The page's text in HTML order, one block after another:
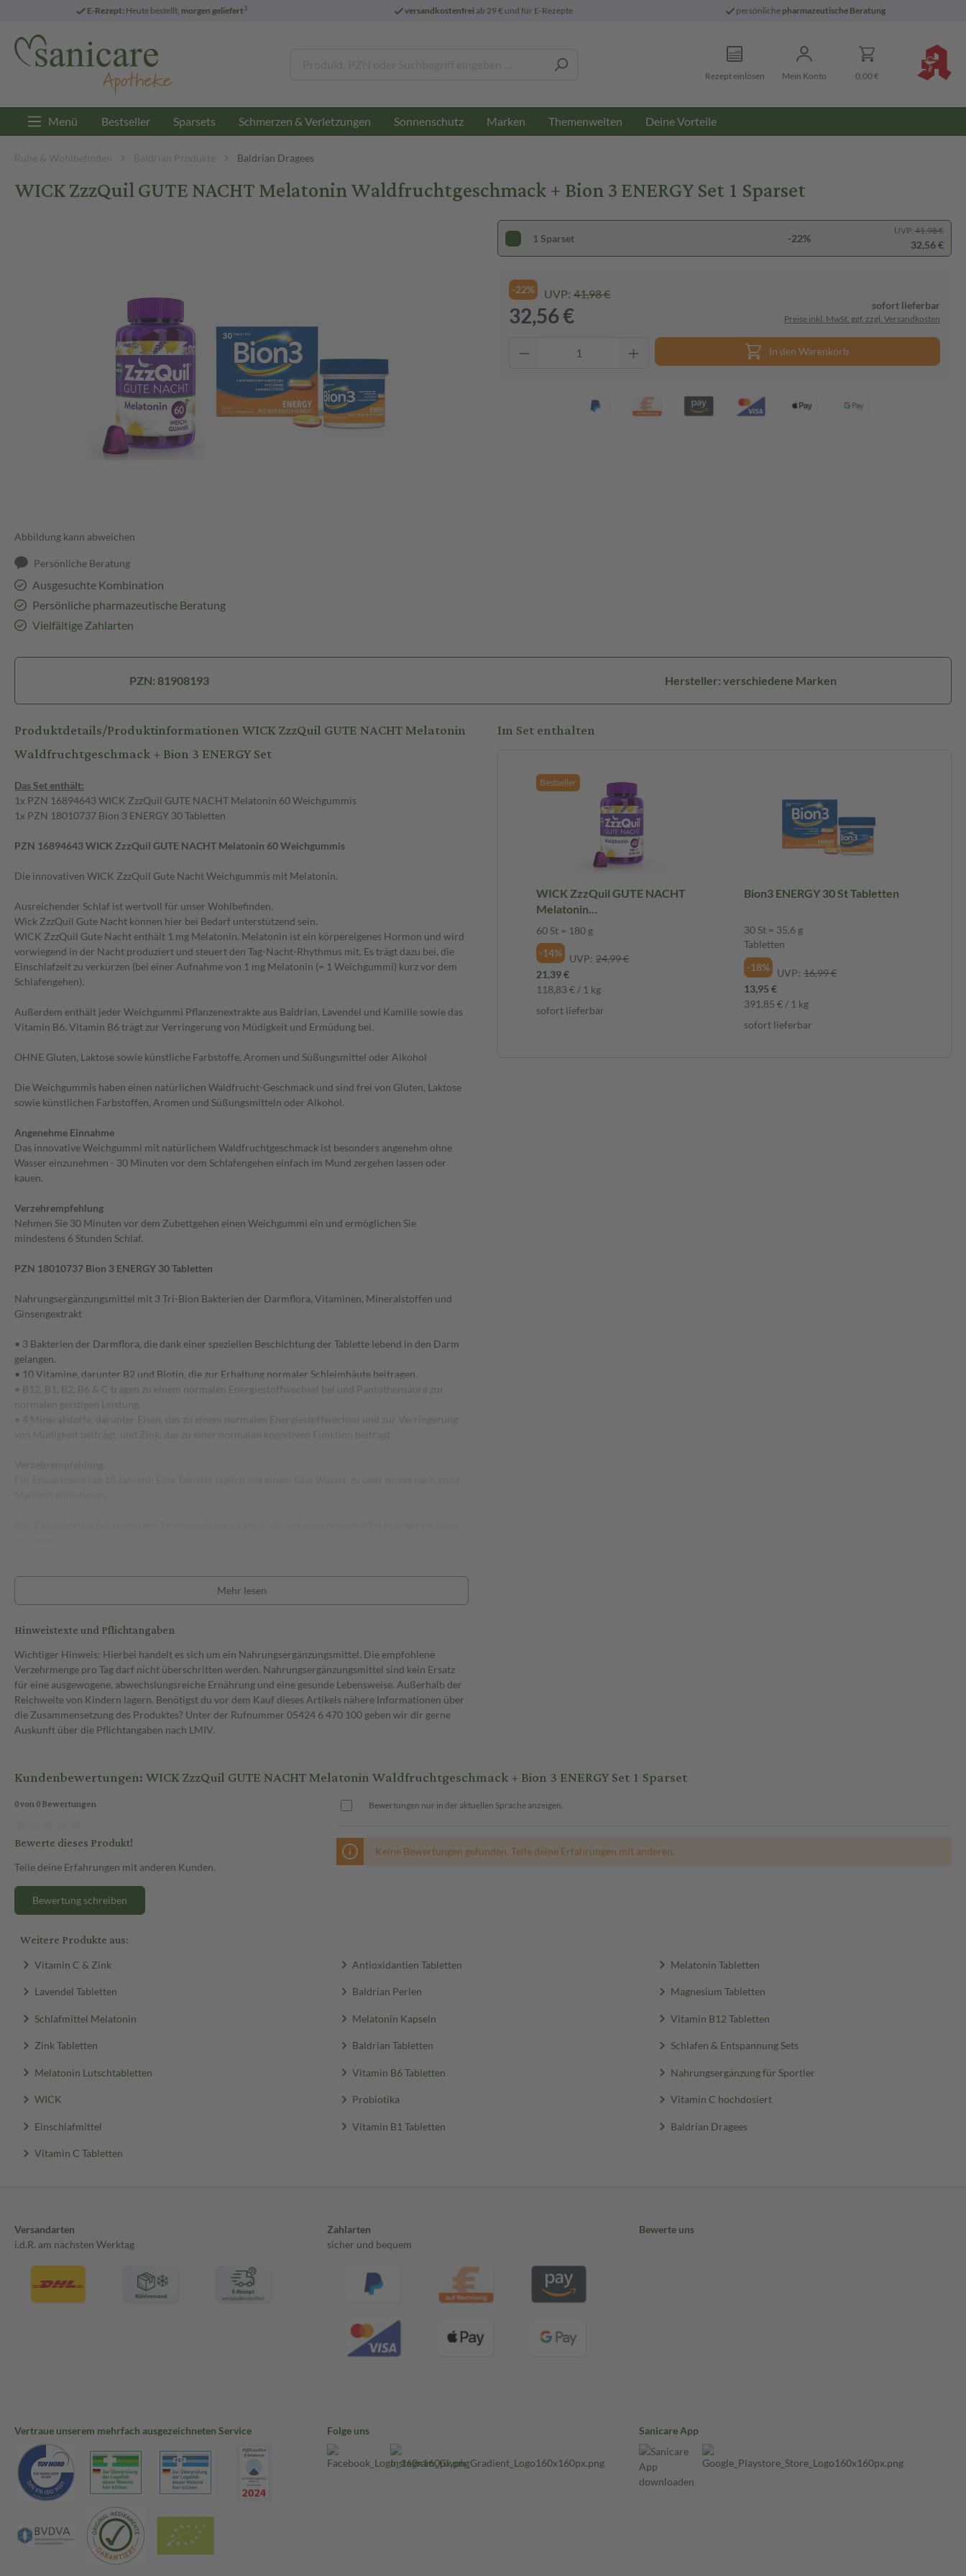
E-Rezept: Heute bestellt, morgen geliefert3 versandkostenfreiab 29 € und für E-Rezepte persönliche pharmazeutische Beratung
Rezept einlösen Mein Konto 0,00 €
Menü Bestseller Sparsets Schmerzen & Verletzungen Sonnenschutz Marken Themenwelten Deine Vorteile
Ruhe & Wohlbefinden Baldrian Produkte Baldrian Dragees
WICK ZzzQuil GUTE NACHT Melatonin Waldfruchtgeschmack + Bion 3 ENERGY Set 1 Sparset
Abbildung kann abweichen
Persönliche Beratung
Ausgesuchte Kombination
Persönliche pharmazeutische Beratung
Vielfältige Zahlarten
1 Sparset -22%
UVP: 41,98 €
32,56 €
-22% UVP: 41,98 €
32,56 € sofort lieferbar
Preise inkl. MwSt. ggf. zzgl. Versandkosten
In den Warenkorb
PZN: 81908193 Hersteller: verschiedene Marken
Produktdetails/Produktinformationen WICK ZzzQuil GUTE NACHT Melatonin
Waldfruchtgeschmack + Bion 3 ENERGY Set
Das Set enthält:
1x PZN 16894643 WICK ZzzQuil GUTE NACHT Melatonin 60 Weichgummis
1x PZN 18010737 Bion 3 ENERGY 30 Tabletten
PZN 16894643 WICK ZzzQuil GUTE NACHT Melatonin 60Weichgummis
Die innovativen WICK ZzzQuil Gute Nacht Weichgummis mit Melatonin.
Ausreichender Schlaf ist wertvoll für unser Wohlbefinden.
Wick ZzzQuil Gute Nacht können hier bei Bedarf unterstützend sein.
WICK ZzzQuil Gute Nacht enthält 1 mg Melatonin. Melatonin ist ein körpereigenes Hormon und wird
vorwiegend in der Nacht produziert und steuert den Tag-Nacht-Rhythmus mit. Es trägt dazu bei, die
Einschlafzeit zu verkürzen (bei einer Aufnahme von 1 mg Melatonin (= 1 Weichgummi) kurz vor dem
Schlafengehen).
Außerdem enthält jeder Weichgummi Pflanzenextrakte aus Baldrian, Lavendel und Kamille sowie das
Vitamin B6. Vitamin B6 trägt zur Verringerung von Müdigkeit und Ermüdung bei.
OHNE Gluten, Laktose sowie künstliche Farbstoffe, Aromen und Süßungsmittel oder Alkohol
Die Weichgummis haben einen natürlichen Waldfrucht-Geschmack und sind frei von Gluten, Laktose
sowie künstlichen Farbstoffen, Aromen und Süßungsmitteln oder Alkohol.
Angenehme Einnahme
Das innovative Weichgummi mit natürlichem Waldfruchtgeschmack ist besonders angenehm ohne
Wasser einzunehmen - 30 Minuten vor dem Schlafengehen einfach im Mund zergehen lassen oder
kauen.
Verzehrempfehlung
Nehmen Sie 30 Minuten vor dem Zubettgehen einen Weichgummi ein und ermöglichen Sie
mindestens 6 Stunden Schlaf.
PZN 18010737 Bion 3 ENERGY 30 Tabletten
Nahrungsergänzungsmittel mit 3 Tri-Bion Bakterien der Darmflora, Vitaminen, Mineralstoffen und
Ginsengextrakt
• 3 Bakterien der Darmflora, die dank einer speziellen Beschichtung der Tablette lebend in den Darm
gelangen.
• 10 Vitamine, darunter B2 und Biotin, die zur Erhaltung normaler Schleimhäute beitragen.
• B12, B1, B2, B6 & C tragen zu einem normalen Energiestoffwechsel bei und Pantothensäure zur
Mehr lesen
Hinweistexte und Pflichtangaben
Wichtiger Hinweis: Hierbei handelt es sich um ein Nahrungsergänzungsmittel. Die empfohlene
Verzehrmenge pro Tag darf nicht überschritten werden. Nahrungsergänzungsmittel sind kein Ersatz
für eine ausgewogene, abwechslungsreiche Ernährung und eine gesunde Lebensweise. Außerhalb der
Reichweite von Kindern lagern. Benötigst du vor dem Kauf dieses Artikels nähere Informationen über
die Zusammensetzung des Produktes? Unter der Rufnummer 05424 6 470 100 geben wir dir gerne
Auskunft über die Pflichtangaben nach LMIV.
Im Set enthalten
Bestseller
WICK ZzzQuil GUTE NACHT
Melatonin
Waldfruchtgeschmack 60 St
60 St = 180 g
-14%
UVP: 24,99 €
21,39 €
118,83 € / 1 kg
sofort lieferbar
Bion3 ENERGY 30 St Tabletten
30 St = 35,6 g
Tabletten
-18%
UVP: 16,99 €
13,95 €
391,85 € / 1 kg
sofort lieferbar
Kundenbewertungen: WICK ZzzQuil GUTE NACHT Melatonin Waldfruchtgeschmack + Bion 3 ENERGY Set 1 Sparset
0 von 0 Bewertungen
Bewerte dieses Produkt!
Teile deine Erfahrungen mit anderen Kunden.
Bewertung schreiben
Bewertungen nur in der aktuellen Sprache anzeigen.
Keine Bewertungen gefunden. Teile deine Erfahrungen mit anderen.
Weitere Produkte aus:
Vitamin C & Zink Antioxidantien Tabletten Melatonin Tabletten
Lavendel Tabletten Baldrian Perlen Magnesium Tabletten
Schlafmittel Melatonin Melatonin Kapseln Vitamin B12 Tabletten
Zink Tabletten Baldrian Tabletten Schlafen & Entspannung Sets
Melatonin Lutschtabletten Vitamin B6 Tabletten Nahrungsergänzung für Sportler
WICK Probiotika Vitamin C hochdosiert
Einschlafmittel Vitamin B1 Tabletten Baldrian Dragees
Vitamin C Tabletten
Versandarten
i.d.R. am nächsten Werktag
Zahlarten
sicher und bequem
Bewerte uns
Vertraue unserem mehrfach ausgezeichneten Service Folge uns Sanicare App